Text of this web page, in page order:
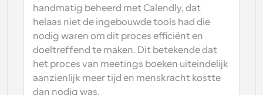
handmatig beheerd met Calendly, dat
helaas niet de ingebouwde tools had die
nodig waren om dit proces efficiënt en
doeltreffend te maken. Dit betekende dat
het proces van meetings boeken uiteindelijk
aanzienlijk meer tijd en menskracht kostte
dan nodig was.